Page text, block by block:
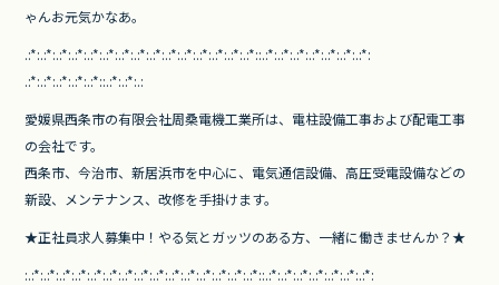
ゃんお元気かなあ。
.:*:.:*:.:*:.:*:.:*:.:*:.:*:.:*:.:*:.:*:.:*:.:*:.:*:.:*:.:*::.:*:.:*:.:*:.:*:.:*:.:*:.:*:
.:*:.:*:.:*:.:*:.:*::.:*:.:*:.:
愛媛県西条市の有限会社周桑電機工業所は、 電柱設備工事および配電工事
の会社です。
西条市、今治市、新居浜市を中心に、電気通信設備、高圧受電設備などの
新設、メンテナンス、改修を手掛けます。
★正社員求人募集中！やる気とガッツのある方、 一緒に働きませんか？★
:.:*:.:*:.:*:.:*:.:*:.:*:.:*:.:*:.:*:.:*:.:*:.:*:.:*:.:*:.:*::.:*:.:*:.:*:.:*:.:*:.:*:.:*: